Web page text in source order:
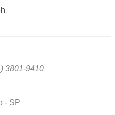
3801-9410
- SP